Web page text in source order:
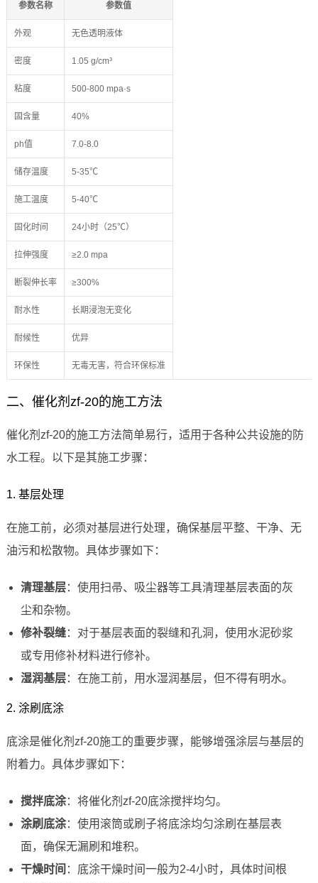
参数名称 参数值
外观 无色透明液体
密度 1.05 g/cm³
粘度 500-800 mpa·s
固含量 40%
ph值 7.0-8.0
储存温度 5-35℃
施工温度 5-40℃
固化时间 24小时（25℃）
拉伸强度 ≥2.0 mpa
断裂伸长率 ≥300%
耐水性 长期浸泡无变化
耐候性 优异
环保性 无毒无害，符合环保标准
二、催化剂zf-20的施工方法
催化剂zf-20的施工方法简单易行，适用于各种公共设施的防
水工程。以下是其施工步骤：
1. 基层处理
在施工前，必须对基层进行处理，确保基层平整、干净、无
油污和松散物。具体步骤如下：
清理基层：使用扫帚、吸尘器等工具清理基层表面的灰
尘和杂物。
修补裂缝：对于基层表面的裂缝和孔洞，使用水泥砂浆
或专用修补材料进行修补。
湿润基层：在施工前，用水湿润基层，但不得有明水。
2. 涂刷底涂
底涂是催化剂zf-20施工的重要步骤，能够增强涂层与基层的
附着力。具体步骤如下：
搅拌底涂：将催化剂zf-20底涂搅拌均匀。
涂刷底涂：使用滚筒或刷子将底涂均匀涂刷在基层表
面，确保无漏刷和堆积。
干燥时间 ：底涂干燥时间一般为2-4小时，具体时间根